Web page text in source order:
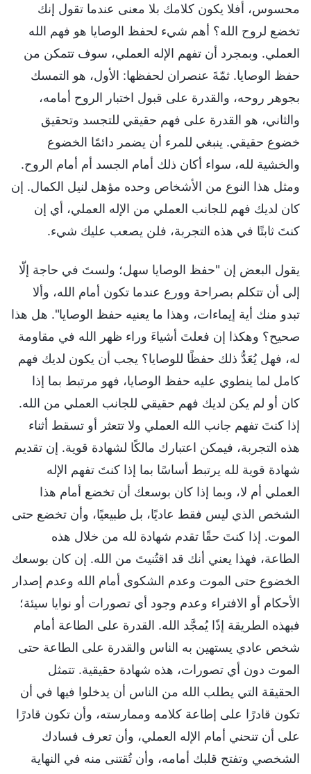
محسوس، أفلا يكون كلامك بلا معنى عندما تقول إنك
تخضع لروح الله؟ أهم شيء لحفظ الوصايا هو فهم الله
العملي. وبمجرد أن تفهم الإله العملي، سوف تتمكن من
حفظ الوصايا. ثمّةَ عنصران لحفظها: الأول، هو التمسك
بجوهر روحه، والقدرة على قبول اختبار الروح أمامه،
والثاني، هو القدرة على فهم حقيقي للتجسد وتحقيق
خضوع حقيقي. ينبغي للمرء أن يضمر دائمًا الخضوع
والخشية لله، سواء أكان ذلك أمام الجسد أم أمام الروح.
ومثل هذا النوع من الأشخاص وحده مؤهل لنيل الكمال. إن
كان لديك فهم للجانب العملي من الإله العملي، أي إن
كنتَ ثابتًا في هذه التجربة، فلن يصعب عليك شيء.
يقول البعض إن "حفظ الوصايا سهل؛ ولستَ في حاجة إلّا
إلى أن تتكلم بصراحة وورع عندما تكون أمام الله، وألا
تبدو منك أية إيماءات، وهذا ما يعنيه حفظ الوصايا". هل هذا
صحيح؟ وهكذا إن فعلتَ أشياءَ وراء ظهر الله في مقاومة
له، فهل يُعَدُّ ذلك حفظًا للوصايا؟ يجب أن يكون لديك فهم
كامل لما ينطوي عليه حفظ الوصايا، فهو مرتبط بما إذا
كان أو لم يكن لديك فهم حقيقي للجانب العملي من الله.
إذا كنتَ تفهم جانب الله العملي ولا تتعثر أو تسقط أثناء
هذه التجربة، فيمكن اعتبارك مالكًا لشهادة قوية. إن تقديم
شهادة قوية لله يرتبط أساسًا بما إذا كنتَ تفهم الإله
العملي أم لا، وبما إذا كان بوسعك أن تخضع أمام هذا
الشخص الذي ليس فقط عاديًا، بل طبيعيًا، وأن تخضع حتى
الموت. إذا كنتَ حقًا تقدم شهادة لله من خلال هذه
الطاعة، فهذا يعني أنك قد اقتُنيتَ من الله. إن كان بوسعك
الخضوع حتى الموت وعدم الشكوى أمام الله وعدم إصدار
الأحكام أو الافتراء وعدم وجود أي تصورات أو نوايا سيئة؛
فبهذه الطريقة إذًا يُمجَّد الله. القدرة على الطاعة أمام
شخص عادي يستهين به الناس والقدرة على الطاعة حتى
الموت دون أي تصورات، هذه شهادة حقيقية. تتمثل
الحقيقة التي يطلب الله من الناس أن يدخلوا فيها في أن
تكون قادرًا على إطاعة كلامه وممارسته، وأن تكون قادرًا
على أن تنحني أمام الإله العملي، وأن تعرف فسادك
الشخصي وتفتح قلبك أمامه، وأن تُقتنى منه في النهاية